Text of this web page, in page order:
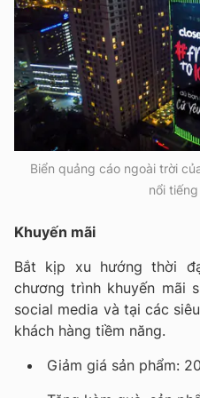
Biển quảng cáo ngoài trời
nổi
Khuyến mãi
Bắt kịp xu hướng thời
chương trình khuyến mãi
social media và tại các
khách hàng tiềm năng.
Giảm giá sản phẩm: